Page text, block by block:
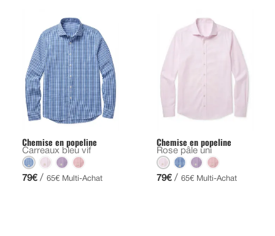
Chemise en popeline
Carreaux bleu vif
79€ / 65€ Multi-Achat
Chemise en popeline
Rose pâle uni
79€ / 65€ Multi-Achat